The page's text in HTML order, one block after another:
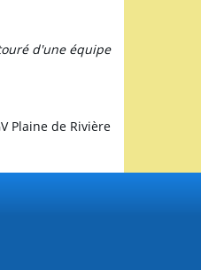
d'une équipe
Plaine de Rivière